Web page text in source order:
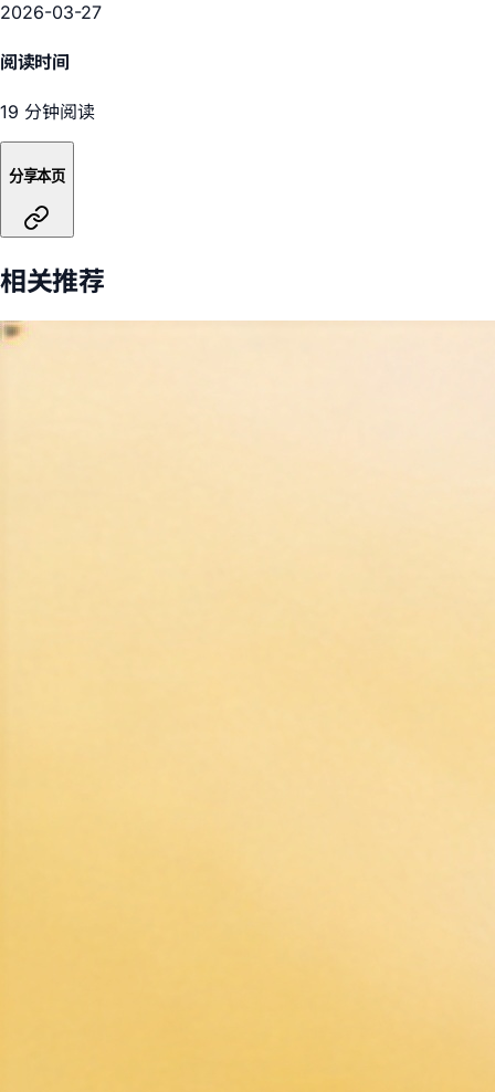
2026-03-27
阅读时间
19 分钟阅读
分享本页
相关推荐